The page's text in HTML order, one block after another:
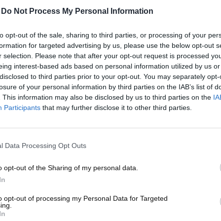
Do Not Process My Personal Information
opt-out of the sale, sharing to third parties, or processing of your
for targeted advertising by us, please use the below opt-out
selection. Please note that after your opt-out request is processed
interest-based ads based on personal information utilized by us
to third parties prior to your opt-out. You may separately
of your personal information by third parties on the IAB’s list of
This information may also be disclosed by us to third parties on the
Participants that may further disclose it to other third parties.
Data Processing Opt Outs
opt-out of the Sharing of my personal data.
opt-out of processing my Personal Data for Targeted
κακόβουλου λογισμικού,
περιεχομένου, • μην
ή βιομηχανικής
Εταιρείας ή τρίτων.
• not infringe any
Όλο το περιεχόμενο του
(ενδεικτικά: κείμενα,
layout, ηχητικά streams,
δεδομένων) αποτελεί
ελληνική και ενωσιακή
αντιγραφή, διανομή,
• η εμπορική
οποιονδήποτε τρόπο.
8. Intellectual PropertyAll
and App (including but
graphics, trademarks,
playlists, databases) is the
is protected under Greek
written consent, it is
distribute, modify or